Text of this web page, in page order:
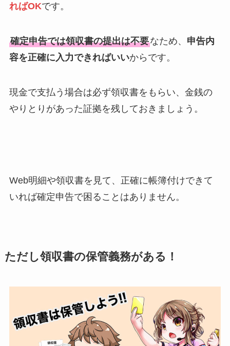
ればOKです。
確定申告では領収書の提出は不要なため、 申告内
容を正確に入力できればいいからです。
現金で支払う場合は必ず領収書をもらい、金銭の
やりとりがあった証拠を残しておきましょう。
Web明細や領収書を見て、正確に帳簿付けできて
いれば確定申告で困ることはありません。
ただし領収書の保管義務がある！